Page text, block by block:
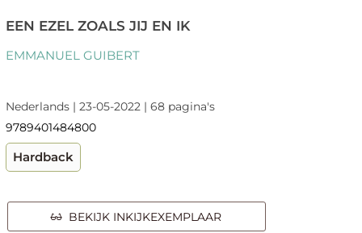
EEN EZEL ZOALS JIJ EN IK
EMMANUEL GUIBERT
Nederlands | 23-05-2022 | 68 pagina's
9789401484800
Hardback
BEKIJK INKIJKEXEMPLAAR